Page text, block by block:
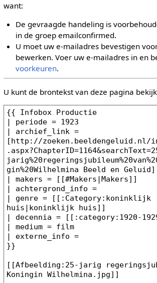
want:
De gevraagde handeling is
in de groep emailconfirmed.
U moet uw e-mailadres bevestigen
bewerken. Voer uw e-mailadres in en
voorkeuren.
U kunt de brontekst van deze pagina